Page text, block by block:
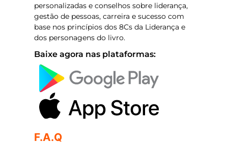
personalizadas e conselhos sobre liderança,
gestão de pessoas, carreira e sucesso com
base nos princípios dos 8Cs da Liderança e
dos personagens do livro.
Baixe agora nas plataformas:
F.A.Q